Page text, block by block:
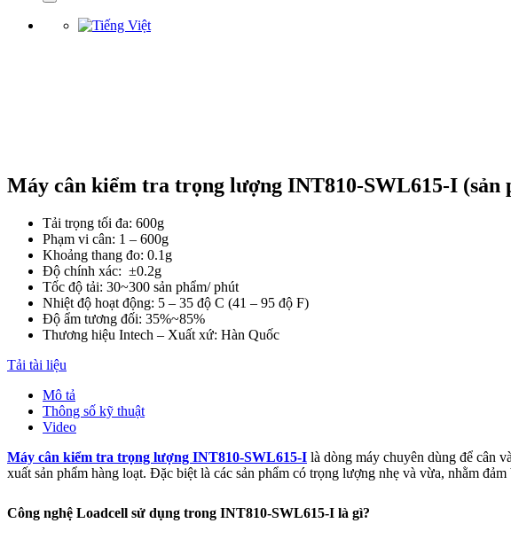
Máy cân kiểm tra trọng lượng INT810-SWL615-I (sản
Tải trọng tối đa: 600g
Phạm vi cân: 1 – 600g
Khoảng thang đo: 0.1g
Độ chính xác: ±0.2g
Tốc độ tải: 30~300 sản phẩm/ phút
Nhiệt độ hoạt động: 5 – 35 độ C (41 – 95 độ F)
Độ ẩm tương đối: 35%~85%
Thương hiệu Intech – Xuất xứ: Hàn Quốc
Tải tài liệu
Mô tả
Thông số kỹ thuật
Video
Máy cân kiểm tra trọng lượng INT810-SWL615-I là dòng máy chuyên dùng để cân
xuất sản phẩm hàng loạt. Đặc biệt là các sản phẩm có trọng lượng nhẹ và vừa, nhằm
Công nghệ Loadcell sử dụng trong INT810-SWL615-I là gì?